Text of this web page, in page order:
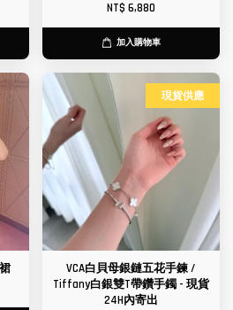
NT$ 6,880
加入購物車
現貨供應
VCA白貝母銀鏈五花手鍊 /
Tiffany白銀雙T帶鑽手鐲 - 現貨
24H內寄出